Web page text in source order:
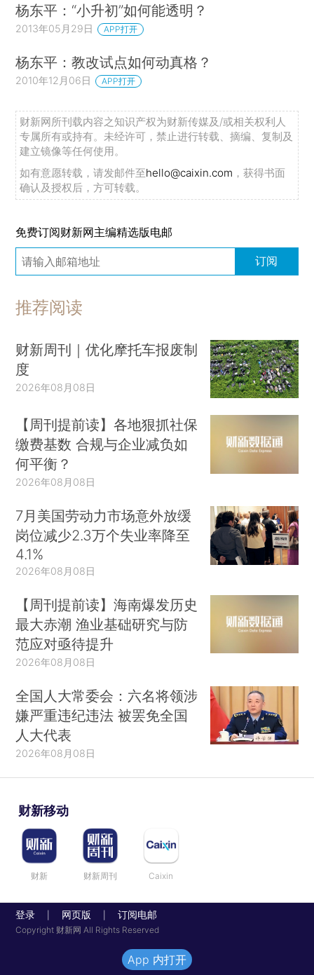
杨东平：“小升初”如何能透明？
2013年05月29日 APP打开
杨东平：教改试点如何动真格？
2010年12月06日 APP打开
财新网所刊载内容之知识产权为财新传媒及/或相关权利人
专属所有或持有。未经许可，禁止进行转载、摘编、复制及
建立镜像等任何使用。
如有意愿转载，请发邮件至hello@caixin.com ，获得书面
确认及授权后，方可转载。
免费订阅财新网主编精选版电邮
订阅
推荐阅读
财新周刊｜优化摩托车报废制
度
2026年08月08日
【周刊提前读】各地狠抓社保
缴费基数 合规与企业减负如
何平衡？
2026年08月08日
7月美国劳动力市场意外放缓
岗位减少2.3万个失业率降至
4.1%
2026年08月08日
【周刊提前读】海南爆发历史
最大赤潮 渔业基础研究与防
范应对亟待提升
2026年08月08日
全国人大常委会：六名将领涉
嫌严重违纪违法 被罢免全国
人大代表
2026年08月08日
财新移动
财新 财新周刊 Caixin
登录 网页版 订阅电邮
Copyright 财新网 All Rights Reserved
App 内打开